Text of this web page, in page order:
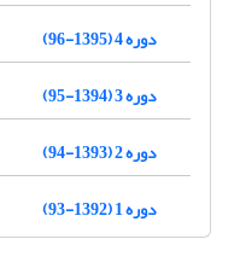
دوره 4 (1395-96)
دوره 3 (1394-95)
دوره 2 (1393-94)
دوره 1 (1392-93)